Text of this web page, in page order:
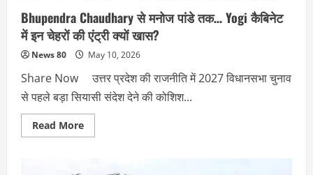
Bhupendra Chaudhary से मनोज पांडे तक… Yogi कैबिनेट
में इन चेहरों की एंट्री क्यों खास?
News 80 May 10, 2026
Share Now उत्तर प्रदेश की राजनीति में 2027 विधानसभा चुनाव
से पहले बड़ा सियासी संदेश देने की कोशिश...
Read MoreRead
more